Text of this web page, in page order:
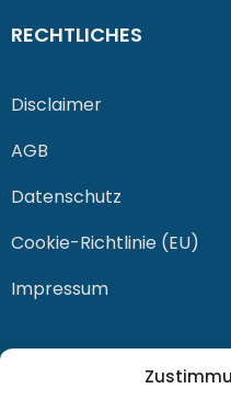
RECHTLICHES
Disclaimer
AGB
Datenschutz
Cookie-Richtlinie (EU)
Impressum